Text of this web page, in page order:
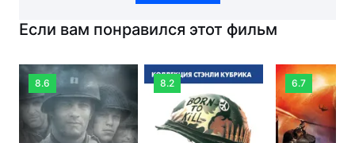
Если вам понравился этот фильм
8.6 8.2 6.7